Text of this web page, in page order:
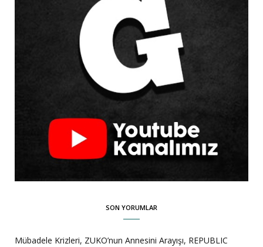
SON YORUMLAR
Mübadele Krizleri, ZUKO’nun Annesini Arayışı, REPUBLIC